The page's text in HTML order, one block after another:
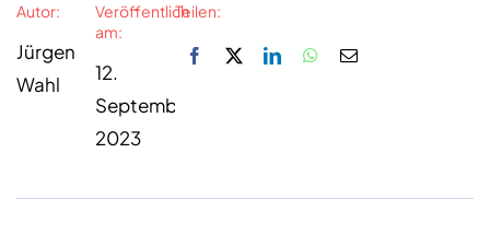
Autor:
Jürgen
Wahl
Veröffentlich
am:
12.
September
2023
Teilen: